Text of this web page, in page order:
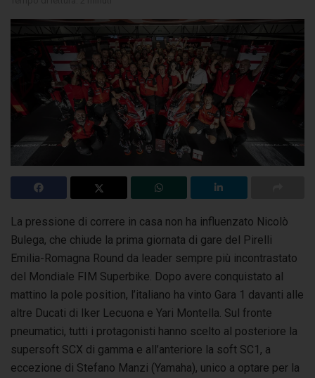
La pressione di correre in casa non ha influenzato Nicolò
Bulega, che chiude la prima giornata di gare del Pirelli
Emilia-Romagna Round da leader sempre più incontrastato
del Mondiale FIM Superbike. Dopo avere conquistato al
mattino la pole position, l’italiano ha vinto Gara 1 davanti alle
altre Ducati di Iker Lecuona e Yari Montella. Sul fronte
pneumatici, tutti i protagonisti hanno scelto al posteriore la
supersoft SCX di gamma e all’anteriore la soft SC1, a
eccezione di Stefano Manzi (Yamaha), unico a optare per la